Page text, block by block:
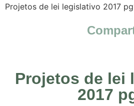
Projetos de lei legislativo 2017
Projetos de lei
2017